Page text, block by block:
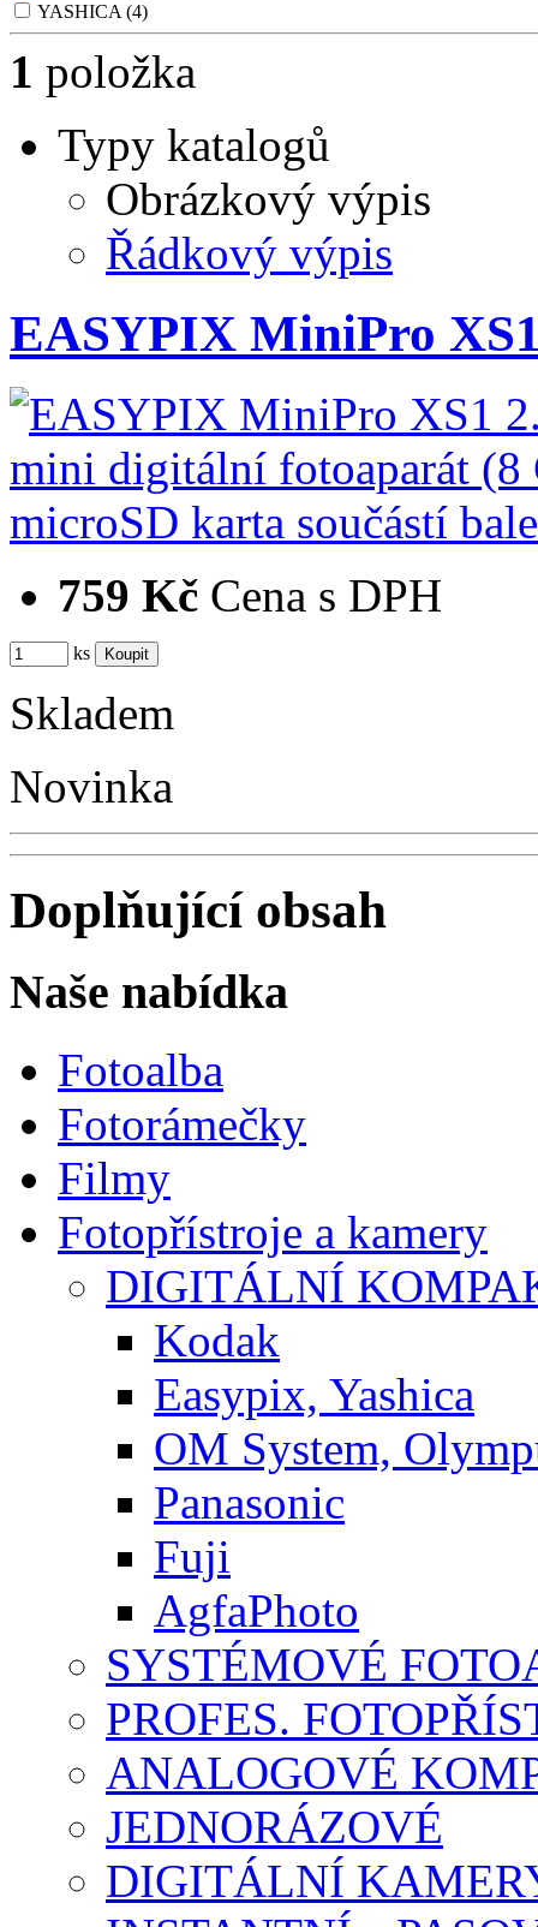
YASHICA(4)
1 položka
Typy katalogů
Obrázkový výpis
Řádkový výpis
EASYPIX MiniPro
759 Kč Cena s DPH
ks
Skladem
Novinka
Doplňující obsah
Naše nabídka
Fotoalba
Fotorámečky
Filmy
Fotopřístroje a kamery
DIGITÁLNÍ
Kodak
Easypix, Yashica
OM System,
Panasonic
Fuji
AgfaPhoto
SYSTÉMOVÉ
PROFES.
ANALOGOVÉ
JEDNORÁZOVÉ
DIGITÁLNÍ